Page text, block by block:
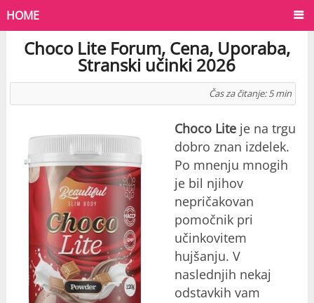
HOME
Choco Lite Forum, Cena, Uporaba,
Stranski učinki 2026
Čas za čitanje: 5 min
Choco Liteje na trgu
dobro znan izdelek.
Po mnenju mnogih
je bil njihov
nepričakovan
pomočnik pri
učinkovitem
hujšanju. V
naslednjih nekaj
odstavkih vam